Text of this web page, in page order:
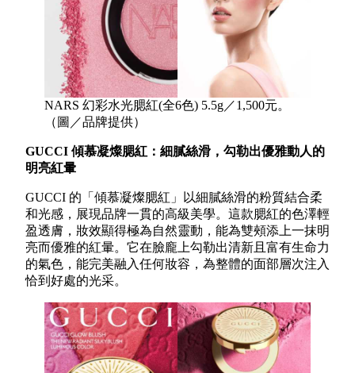
NARS 幻彩水光腮紅(全6色) 5.5g／1,500元。
（圖／品牌提供）
GUCCI 傾慕凝燦腮紅：細膩絲滑，勾勒出優雅動人的
明亮紅暈
GUCCI 的「傾慕凝燦腮紅」以細膩絲滑的粉質結合柔
和光感，展現品牌一貫的高級美學。這款腮紅的色澤輕
盈透膚，妝效顯得極為自然靈動，能為雙頰添上一抹明
亮而優雅的紅暈。它在臉龐上勾勒出清新且富有生命力
的氣色，能完美融入任何妝容，為整體的面部層次注入
恰到好處的光采。